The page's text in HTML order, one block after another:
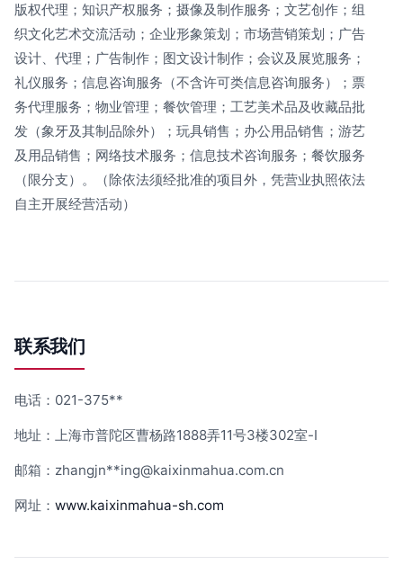
版权代理；知识产权服务；摄像及制作服务；文艺创作；组
织文化艺术交流活动；企业形象策划；市场营销策划；广告
设计、代理；广告制作；图文设计制作；会议及展览服务；
礼仪服务；信息咨询服务（不含许可类信息咨询服务）；票
务代理服务；物业管理；餐饮管理；工艺美术品及收藏品批
发（象牙及其制品除外）；玩具销售；办公用品销售；游艺
及用品销售；网络技术服务；信息技术咨询服务；餐饮服务
（限分支）。（除依法须经批准的项目外，凭营业执照依法
自主开展经营活动）
联系我们
电话：021-375**
地址：上海市普陀区曹杨路1888弄11号3楼302室-I
邮箱：zhangjn**ing@kaixinmahua.com.cn
网址： www.kaixinmahua-sh.com